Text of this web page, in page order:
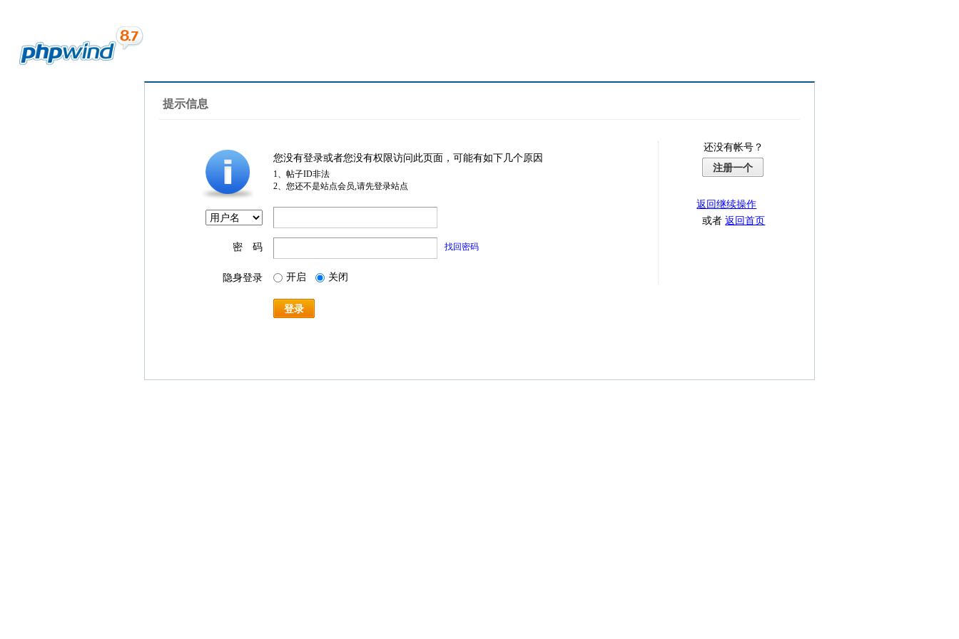
提示信息
您没有登录或者您没有权限访问此页面，可能有如下几个原因
1、帖子ID非法
2、您还不是站点会员,请先登录站点
密 码 找回密码
隐身登录 开启 关闭
登录
还没有帐号？
注册一个
返回继续操作
或者返回首页